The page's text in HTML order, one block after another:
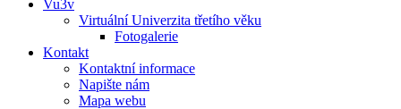
Vu3v
Virtuální Univerzita třetího věku
Fotogalerie
Kontakt
Kontaktní informace
Napište nám
Mapa webu